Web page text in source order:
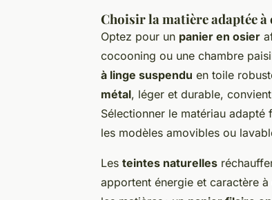
Choisir la matière adaptée à
Optez pour un panier en osier
cocooning ou une chambre
à linge suspendu en toile
métal, léger et durable,
Sélectionner le matériau
les modèles amovibles ou
Les teintes naturelles
apportent énergie et caractère